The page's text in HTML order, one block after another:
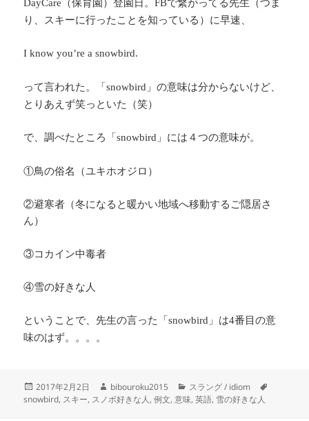
DayCare FB
り、スキーに行ったことを知っている）に早速、
I know you’re a snowbird.
って言われた。「snowbird 」の意味は分からないけど、
とりあえず笑っといた（笑）
で、調べたところ「snowbird 」には４つの意味が。
①鳥の俗名（ユキホオジロ）
②避寒者（冬になると暖かい地域へ移動するご隠居さ
ん）
③コカイン中毒者
④雪の好きな人
ということで、先生の言った「snowbird 」は4番目の意
味のはず。。。。
投
稿
2017年2月2日
作
成
bibouroku2015
カ
テ
スラング / idiom
snowbird, スキー, スノボ好きな人,例文,意味,英語, 雪の好きな人